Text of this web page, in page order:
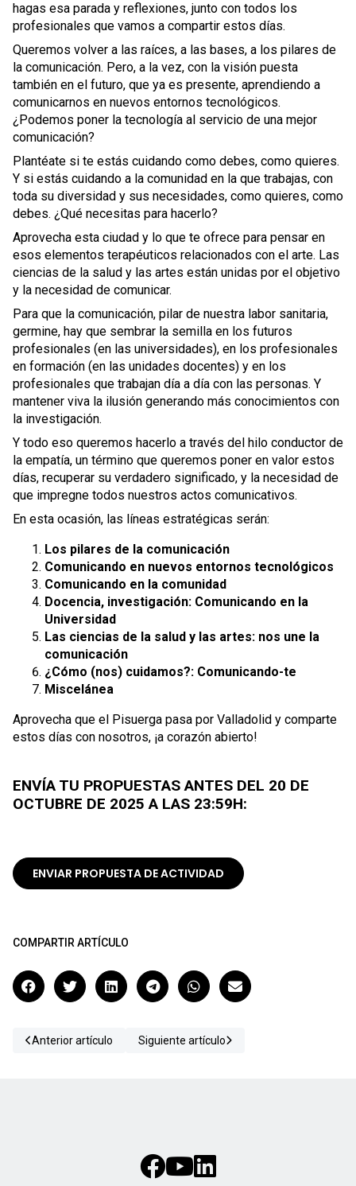
hagas esa parada y reflexiones, junto con todos los
profesionales que vamos a compartir estos días.
Queremos volver a las raíces, a las bases, a los pilares de
la comunicación. Pero, a la vez, con la visión puesta
también en el futuro, que ya es presente, aprendiendo a
comunicarnos en nuevos entornos tecnológicos.
¿Podemos poner la tecnología al servicio de una mejor
comunicación?
Plantéate si te estás cuidando como debes, como quieres.
Y si estás cuidando a la comunidad en la que trabajas, con
toda su diversidad y sus necesidades, como quieres, como
debes. ¿Qué necesitas para hacerlo?
Aprovecha esta ciudad y lo que te ofrece para pensar en
esos elementos terapéuticos relacionados con el arte. Las
ciencias de la salud y las artes están unidas por el objetivo
y la necesidad de comunicar.
Para que la comunicación, pilar de nuestra labor sanitaria,
germine, hay que sembrar la semilla en los futuros
profesionales (en las universidades), en los profesionales
en formación (en las unidades docentes) y en los
profesionales que trabajan día a día con las personas. Y
mantener viva la ilusión generando más conocimientos con
la investigación.
Y todo eso queremos hacerlo a través del hilo conductor de
la empatía, un término que queremos poner en valor estos
días, recuperar su verdadero significado, y la necesidad de
que impregne todos nuestros actos comunicativos.
En esta ocasión, las líneas estratégicas serán:
Los pilares de la comunicación
Comunicando en nuevos entornos tecnológicos
Comunicando en la comunidad
Docencia, investigación: Comunicando en la
Universidad
Las ciencias de la salud y las artes: nos une la
comunicación
¿Cómo (nos) cuidamos?: Comunicando-te
Miscelánea
Aprovecha que el Pisuerga pasa por Valladolid y comparte
estos días con nosotros, ¡a corazón abierto!
ENVÍA TU PROPUESTAS ANTES DEL 20 DE
OCTUBRE DE 2025 A LAS 23:59H:
ENVIAR PROPUESTA DE ACTIVIDAD
COMPARTIR ARTÍCULO
Anterior artículo Siguiente artículo